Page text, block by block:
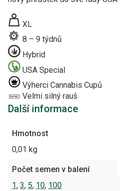
XL
8 – 9 týdnů
Hybrid
USA Special
Výherci Cannabis Cupů
Velmi silný rauš
Další informace
Hmotnost
0,01 kg
Počet semen v balení
1, 3, 5, 10, 100